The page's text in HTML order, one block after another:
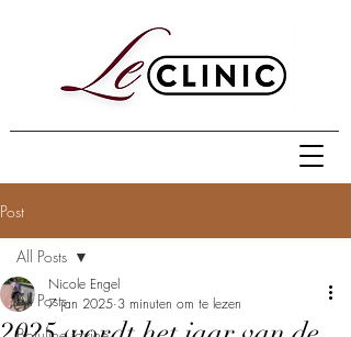
Post
All Posts
All Posts
Nicole Engel
7 jan 2025 3 minuten om te lezen